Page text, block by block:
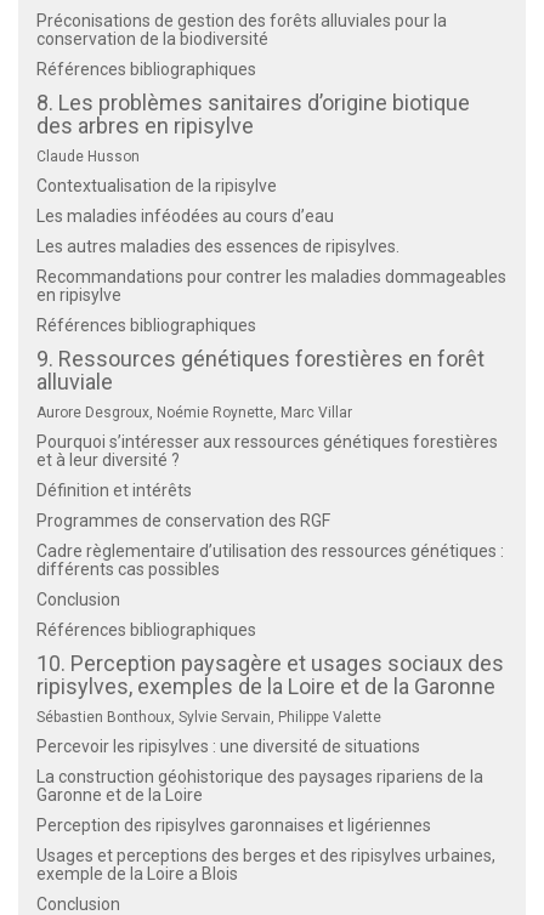
Préconisations de gestion des forêts alluviales pour la
conservation de la biodiversité
Références bibliographiques
8. Les problèmes sanitaires d’origine biotique
des arbres en ripisylve
Claude Husson
Contextualisation de la ripisylve
Les maladies inféodées au cours d’eau
Les autres maladies des essences de ripisylves.
Recommandations pour contrer les maladies dommageables
en ripisylve
Références bibliographiques
9. Ressources génétiques forestières en forêt
alluviale
Aurore Desgroux, Noémie Roynette, Marc Villar
Pourquoi s’intéresser aux ressources génétiques forestières
et à leur diversité ?
Définition et intérêts
Programmes de conservation des RGF
Cadre règlementaire d’utilisation des ressources génétiques :
différents cas possibles
Conclusion
Références bibliographiques
10. Perception paysagère et usages sociaux des
ripisylves, exemples de la Loire et de la Garonne
Sébastien Bonthoux, Sylvie Servain, Philippe Valette
Percevoir les ripisylves : une diversité de situations
La construction géohistorique des paysages ripariens de la
Garonne et de la Loire
Perception des ripisylves garonnaises et ligériennes
Usages et perceptions des berges et des ripisylves urbaines,
exemple de la Loire a Blois
Conclusion